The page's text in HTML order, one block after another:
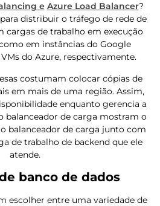
e Azure Load Balancer?
distribuir o tráfego de rede de
cargas de trabalho em execução
em instâncias do Google
do Azure, respectivamente.
costumam colocar cópias de
em mais de uma região. Assim,
enquanto gerencia a
balanceador de carga mostram o
balanceador de carga junto com
de trabalho de backend que ele
atende.
banco de dados
escolher entre uma variedade de